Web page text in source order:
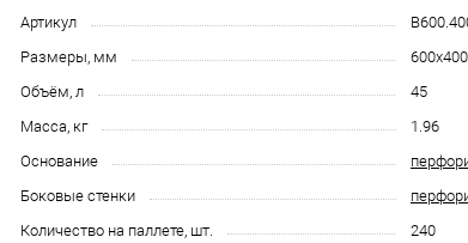
Артикул
Размеры, мм
Объём, л
45
Масса, кг
1.96
Основание
Боковые стенки
Количество на паллете, шт.
240